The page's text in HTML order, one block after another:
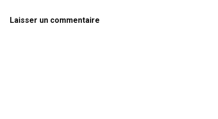
Laisser un commentaire